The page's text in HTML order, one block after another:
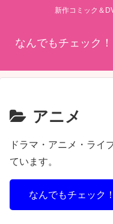
新作コミック＆
なんでもチェック
アニメ
ドラマ・アニメ・ライ
ています。
なんでもチェック